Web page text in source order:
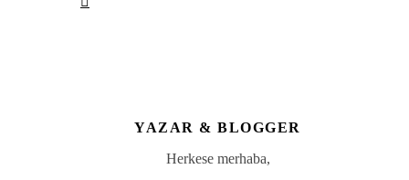
YAZAR & BLOGGER
Herkese merhaba,